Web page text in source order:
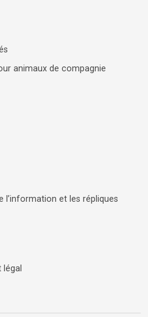
animaux de compagnie
l’information et les répliques
légal